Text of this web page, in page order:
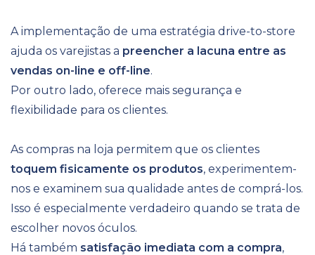
A implementação de uma estratégia drive-to-store
ajuda os varejistas a preencher a lacuna entre as
vendas on-line e off-line.
Por outro lado, oferece mais segurança e
flexibilidade para os clientes.
As compras na loja permitem que os clientes
toquem fisicamente os produtos, experimentem-
nos e examinem sua qualidade antes de comprá-los.
Isso é especialmente verdadeiro quando se trata de
escolher novos óculos.
Há também satisfação imediata com a compra,